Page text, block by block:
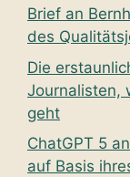
Brief an
des
Die
Journalisten,
geht
ChatGPT 5
auf Basis